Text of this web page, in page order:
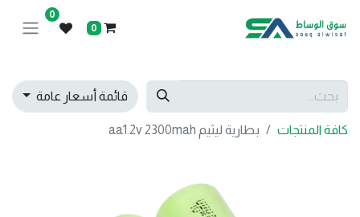
0
0
قائمة أسعار عامة
كافة المنتجات بطارية ليثيم aa1.2v 2300mah